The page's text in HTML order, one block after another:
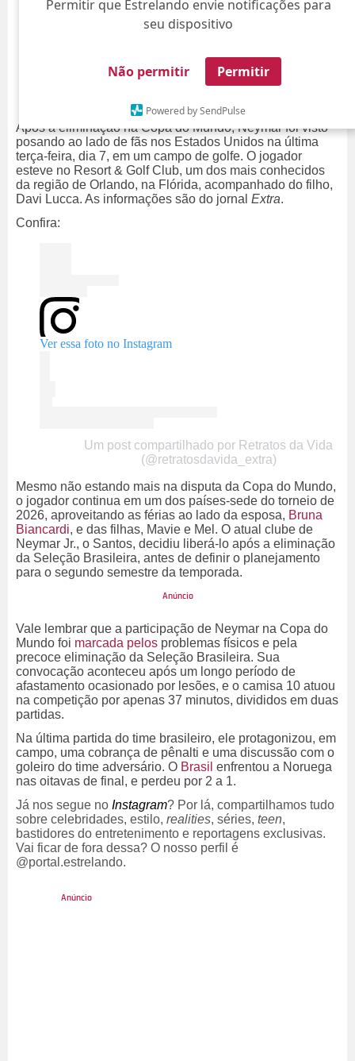
Permitir que Estrelando envie notificações para
seu dispositivo
Não permitir Permitir
Powered by SendPulse
Após a eliminação na Copa do Mundo, Neymar foi visto
posando ao lado de fãs nos Estados Unidos na última
terça-feira, dia 7, em um campo de golfe. O jogador
esteve no Resort & Golf Club, um dos mais conhecidos
da região de Orlando, na Flórida, acompanhado do filho,
Davi Lucca. As informações são do jornal Extra.
Confira:
Ver essa foto no Instagram
Um post compartilhado por Retratos da Vida
(@retratosdavida_extra)
Mesmo não estando mais na disputa da Copa do Mundo,
o jogador continua em um dos países-sede do torneio de
2026, aproveitando as férias ao lado da esposa, Bruna
Biancardi, e das filhas, Mavie e Mel. O atual clube de
Neymar Jr., o Santos, decidiu liberá-lo após a eliminação
da Seleção Brasileira, antes de definir o planejamento
para o segundo semestre da temporada.
Vale lembrar que a participação de Neymar na Copa do
Mundo foi marcada pelos problemas físicos e pela
precoce eliminação da Seleção Brasileira. Sua
convocação aconteceu após um longo período de
afastamento ocasionado por lesões, e o camisa 10 atuou
na competição por apenas 37 minutos, divididos em duas
partidas.
Na última partida do time brasileiro, ele protagonizou, em
campo, uma cobrança de pênalti e uma discussão com o
goleiro do time adversário. O Brasil enfrentou a Noruega
nas oitavas de final, e perdeu por 2 a 1.
Já nos segue no Instagram? Por lá, compartilhamos tudo
sobre celebridades, estilo, realities, séries, teen,
bastidores do entretenimento e reportagens exclusivas.
Vai ficar de fora dessa? O nosso perfil é
@portal.estrelando.